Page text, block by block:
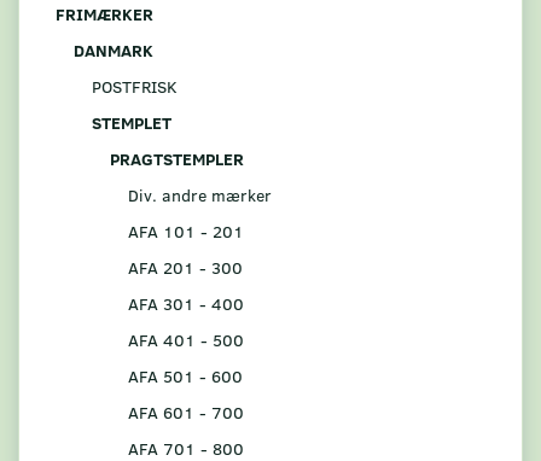
FRIMÆRKER
DANMARK
POSTFRISK
STEMPLET
PRAGTSTEMPLER
Div. andre mærker
AFA 101 - 201
AFA 201 - 300
AFA 301 - 400
AFA 401 - 500
AFA 501 - 600
AFA 601 - 700
AFA 701 - 800